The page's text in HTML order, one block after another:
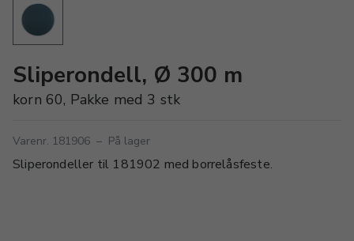
Sliperondell, Ø 300 m
korn 60, Pakke med 3 stk
Varenr. 181906 – På lager
Sliperondeller til 181902 med borrelåsfeste.